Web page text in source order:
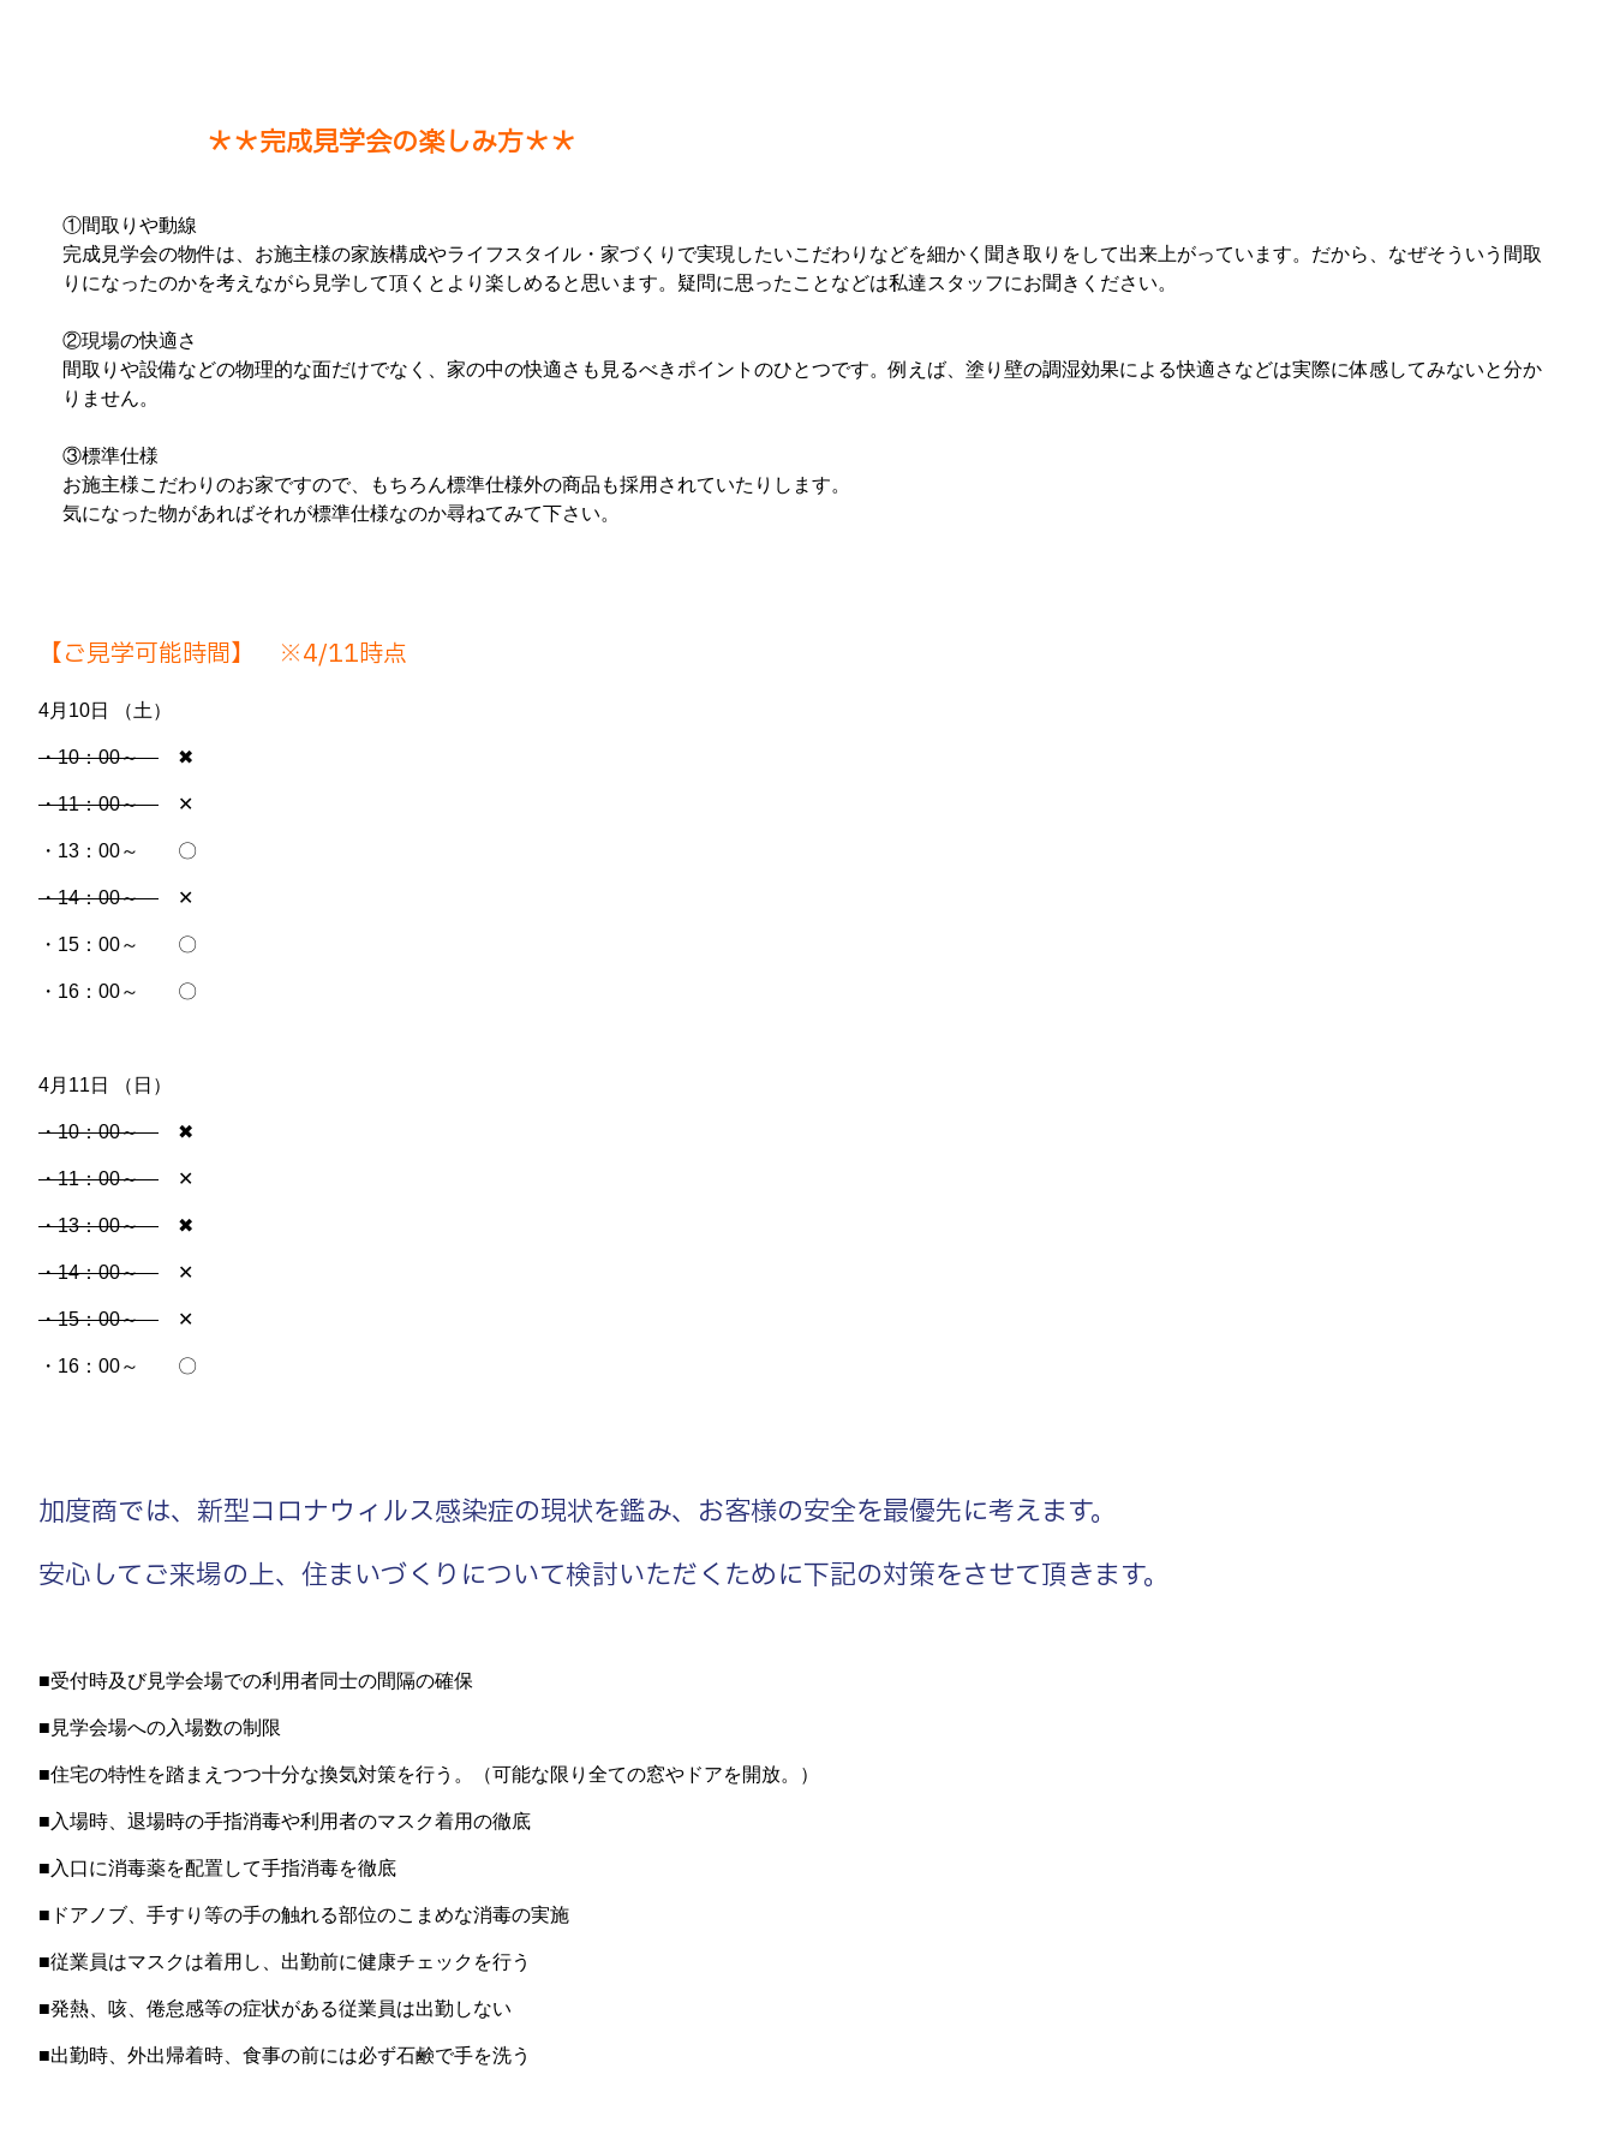
＊＊完成見学会の楽しみ方＊＊
①間取りや動線
完成見学会の物件は、お施主様の家族構成やライフスタイル・家づくりで実現したいこだわりなどを細かく聞き取りをして出来上がっています。だから、なぜそういう間取
りになったのかを考えながら見学して頂くとより楽しめると思います。疑問に思ったことなどは私達スタッフにお聞きください。
②現場の快適さ
間取りや設備などの物理的な面だけでなく、家の中の快適さも見るべきポイントのひとつです。例えば、塗り壁の調湿効果による快適さなどは実際に体感してみないと分か
りません。
③標準仕様
お施主様こだわりのお家ですので、もちろん標準仕様外の商品も採用されていたりします。
気になった物があればそれが標準仕様なのか尋ねてみて下さい。
【ご見学可能時間】 ※4/11時点
4月10日 （土）
・10：00～ ✖
・11：00～ ✕
・13：00～ 〇
・14：00～ ✕
・15：00～ 〇
・16：00～ 〇
4月11日 （日）
・10：00～ ✖
・11：00～ ✕
・13：00～ ✖
・14：00～ ✕
・15：00～ ✕
・16：00～ 〇
加度商では、新型コロナウィルス感染症の現状を鑑み、お客様の安全を最優先に考えます。
安心してご来場の上、住まいづくりについて検討いただくために下記の対策をさせて頂きます。
■受付時及び見学会場での利用者同士の間隔の確保
■見学会場への入場数の制限
■住宅の特性を踏まえつつ十分な換気対策を行う。（可能な限り全ての窓やドアを開放。）
■入場時、退場時の手指消毒や利用者のマスク着用の徹底
■入口に消毒薬を配置して手指消毒を徹底
■ドアノブ、手すり等の手の触れる部位のこまめな消毒の実施
■従業員はマスクは着用し、出勤前に健康チェックを行う
■発熱、咳、倦怠感等の症状がある従業員は出勤しない
■出勤時、外出帰着時、食事の前には必ず石鹸で手を洗う